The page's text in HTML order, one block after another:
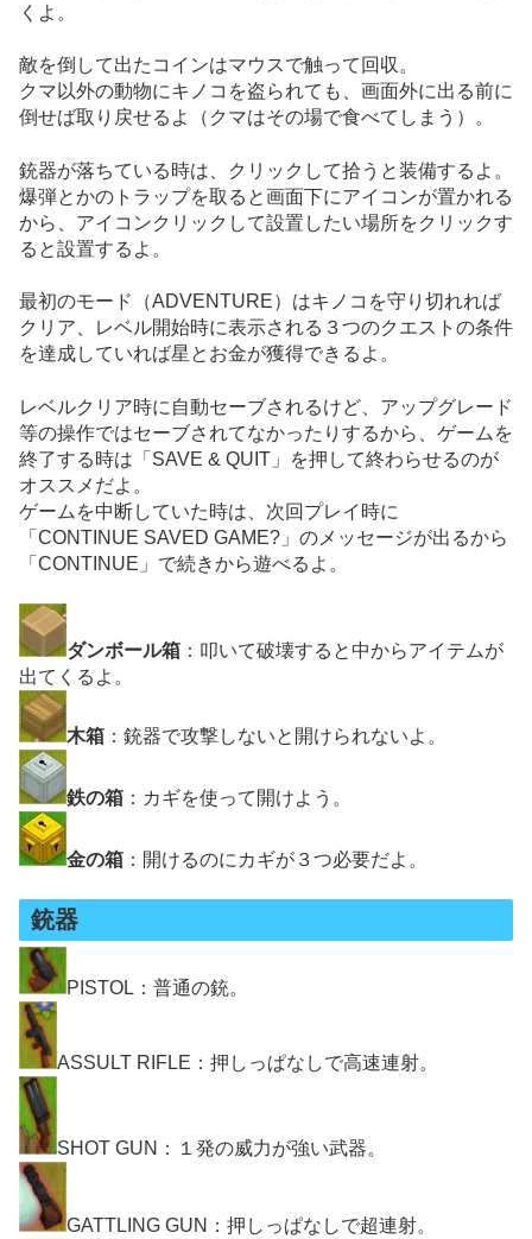
くよ。
敵を倒して出たコインはマウスで触って回収。
クマ以外の動物にキノコを盗られても、画面外に出る前に
倒せば取り戻せるよ（クマはその場で食べてしまう）。
銃器が落ちている時は、クリックして拾うと装備するよ。
爆弾とかのトラップを取ると画面下にアイコンが置かれる
から、アイコンクリックして設置したい場所をクリックす
ると設置するよ。
最初のモード（ADVENTURE）はキノコを守り切れれば
クリア、レベル開始時に表示される３つのクエストの条件
を達成していれば星とお金が獲得できるよ。
レベルクリア時に自動セーブされるけど、アップグレード
等の操作ではセーブされてなかったりするから、ゲームを
終了する時は「SAVE & QUIT」を押して終わらせるのが
オススメだよ。
ゲームを中断していた時は、次回プレイ時に
「CONTINUE SAVED GAME?」のメッセージが出るから
「CONTINUE」で続きから遊べるよ。
ダンボール箱 ：叩いて破壊すると中からアイテムが
出てくるよ。
木箱 ：銃器で攻撃しないと開けられないよ。
鉄の箱 ：カギを使って開けよう。
金の箱 ：開けるのにカギが３つ必要だよ。
銃器
PISTOL：普通の銃。
ASSULT RIFLE：押しっぱなしで高速連射。
SHOT GUN：１発の威力が強い武器。
GATTLING GUN：押しっぱなしで超連射。